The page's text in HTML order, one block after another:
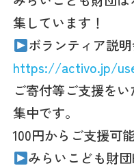
集しています！
ボランティア説
https://activo.jp/
ご寄付等ご支援を
集中です。
100円からご支援可能
みらいこども財